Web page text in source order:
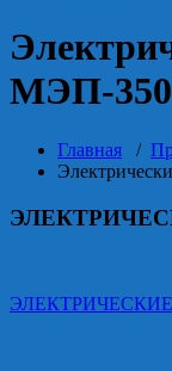
МЭП-
Главная /